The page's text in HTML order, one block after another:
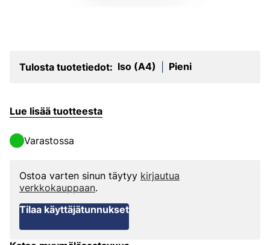
Tulosta tuotetiedot: Iso (A4) Pieni
Lue lisää tuotteesta
Varastossa
Ostoa varten sinun täytyy kirjautua
verkkokauppaan.
Tilaa käyttäjätunnukset